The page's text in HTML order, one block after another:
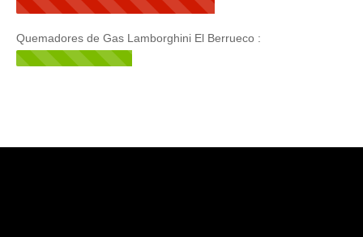
Quemadores de Gas Lamborghini El Berrueco :